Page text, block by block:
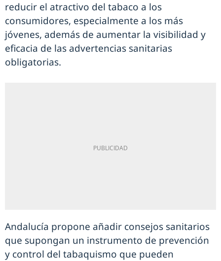
reducir el atractivo del tabaco a los
consumidores, especialmente a los más
jóvenes, además de aumentar la visibilidad y
eficacia de las advertencias sanitarias
obligatorias.
Andalucía propone añadir consejos sanitarios
que supongan un instrumento de prevención
y control del tabaquismo que pueden